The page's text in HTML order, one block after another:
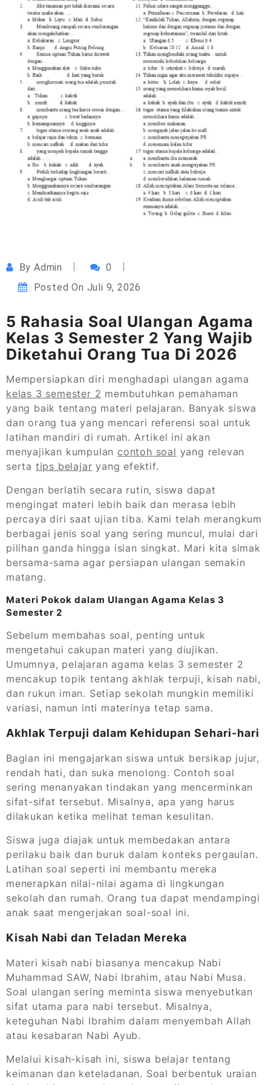
ByAdmin
0
Posted On Juli 9, 2026
5 Rahasia Soal Ulangan Agama
Kelas 3 Semester 2 Yang Wajib
Diketahui Orang Tua Di 2026
Mempersiapkan diri menghadapi ulangan agama
kelas 3 semester 2 membutuhkan pemahaman
yang baik tentang materi pelajaran. Banyak siswa
dan orang tua yang mencari referensi soal untuk
latihan mandiri di rumah. Artikel ini akan
menyajikan kumpulancontoh soal yang relevan
serta tips belajar yang efektif.
Dengan berlatih secara rutin, siswa dapat
mengingat materi lebih baik dan merasa lebih
percaya diri saat ujian tiba. Kami telah merangkum
berbagai jenis soal yang sering muncul, mulai dari
pilihan ganda hingga isian singkat. Mari kita simak
bersama-sama agar persiapan ulangan semakin
matang.
Materi Pokok dalam Ulangan Agama Kelas 3
Semester 2
Sebelum membahas soal, penting untuk
mengetahui cakupan materi yang diujikan.
Umumnya, pelajaran agama kelas 3 semester 2
mencakup topik tentang akhlak terpuji, kisah nabi,
dan rukun iman. Setiap sekolah mungkin memiliki
variasi, namun inti materinya tetap sama.
Akhlak Terpuji dalam Kehidupan Sehari-hari
Bagian ini mengajarkan siswa untuk bersikap jujur,
rendah hati, dan suka menolong. Contoh soal
sering menanyakan tindakan yang mencerminkan
sifat-sifat tersebut. Misalnya, apa yang harus
dilakukan ketika melihat teman kesulitan.
Siswa juga diajak untuk membedakan antara
perilaku baik dan buruk dalam konteks pergaulan.
Latihan soal seperti ini membantu mereka
menerapkan nilai-nilai agama di lingkungan
sekolah dan rumah. Orang tua dapat mendampingi
anak saat mengerjakan soal-soal ini.
Kisah Nabi dan Teladan Mereka
Materi kisah nabi biasanya mencakup Nabi
Muhammad SAW, Nabi Ibrahim, atau Nabi Musa.
Soal ulangan sering meminta siswa menyebutkan
sifat utama para nabi tersebut. Misalnya,
keteguhan Nabi Ibrahim dalam menyembah Allah
atau kesabaran Nabi Ayub.
Melalui kisah-kisah ini, siswa belajar tentang
keimanan dan keteladanan. Soal berbentuk uraian